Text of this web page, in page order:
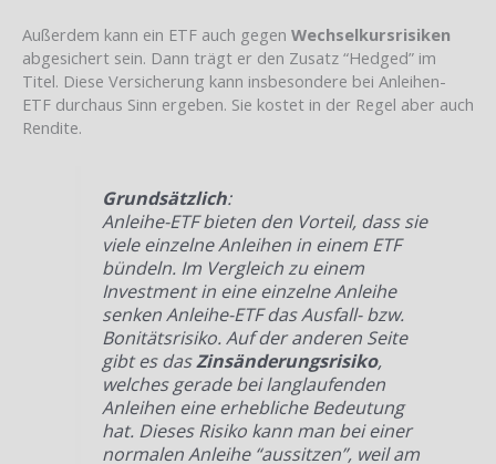
Außerdem kann ein ETF auch gegen Wechselkursrisiken
abgesichert sein. Dann trägt er den Zusatz “Hedged” im
Titel. Diese Versicherung kann insbesondere bei Anleihen-
ETF durchaus Sinn ergeben. Sie kostet in der Regel aber auch
Rendite.
Grundsätzlich:
Anleihe-ETF bieten den Vorteil, dass sie
viele einzelne Anleihen in einem ETF
bündeln. Im Vergleich zu einem
Investment in eine einzelne Anleihe
senken Anleihe-ETF das Ausfall- bzw.
Bonitätsrisiko. Auf der anderen Seite
gibt es dasZinsänderungsrisiko,
welches gerade bei langlaufenden
Anleihen eine erhebliche Bedeutung
hat. Dieses Risiko kann man bei einer
normalen Anleihe “aussitzen”, weil am